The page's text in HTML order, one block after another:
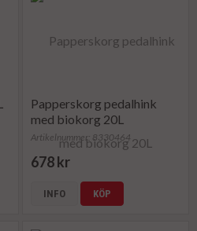
Papperskorg pedalhink
med biokorg 20L
Artikelnummer: 8330464
678 kr
INFO KÖP